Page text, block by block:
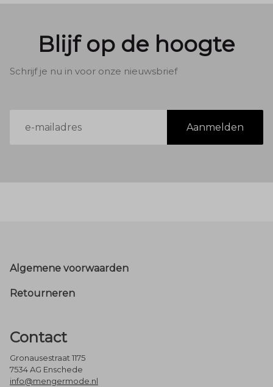
Blijf op de hoogte
Schrijf je nu in voor onze nieuwsbrief
mailadres
Aanmelden
Footer
Algemene voorwaarden
Retourneren
Contact
Gronausestraat 1175
7534 AG Enschede
info@mengermode.nl